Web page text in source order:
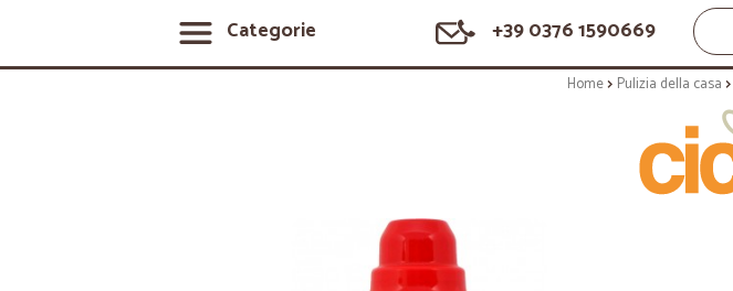
Categorie +39 0376 1590669
Home Pulizia della casa